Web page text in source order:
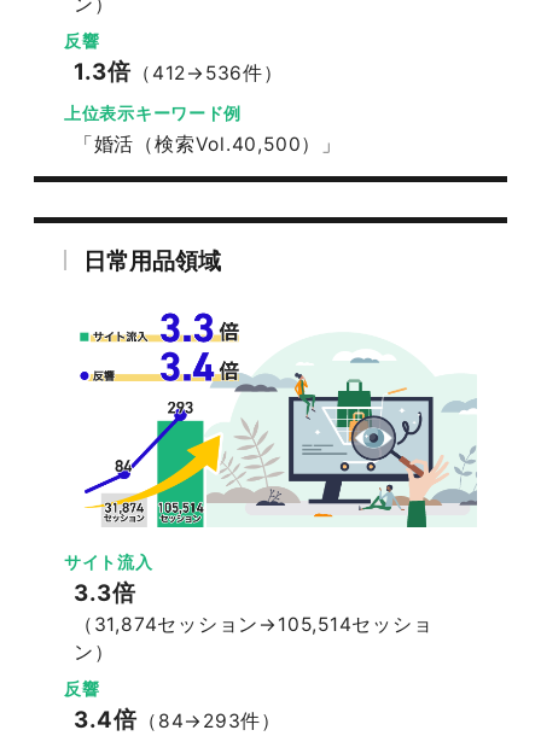
反響
1.3倍 （412→536件）
上位表示キーワード例
「婚活（検索Vol.40,500）」
日常用品領域
サイト流入
3.3倍
（31,874セッション→105,514セッショ
ン）
反響
3.4倍 （84→293件）